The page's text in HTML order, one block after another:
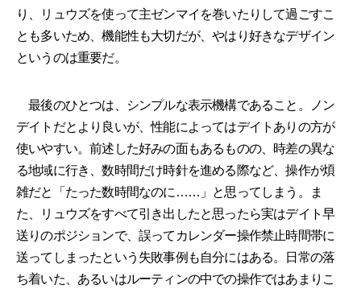
り、リュウズを使って主ゼンマイを巻いたりして過ごすこ
とも多いため、機能性も大切だが、やはり好きなデザイン
というのは重要だ。
最後のひとつは、シンプルな表示機構であること。ノン
デイトだとより良いが、性能によってはデイトありの方が
使いやすい。前述した好みの面もあるものの、時差の異な
る地域に行き、数時間だけ時針を進める際など、操作が煩
雑だと「たった数時間なのに……」と思ってしまう。ま
た、リュウズをすべて引き出したと思ったら実はデイト早
送りのポジションで、誤ってカレンダー操作禁止時間帯に
送ってしまったという失敗事例も自分にはある。日常の落
ち着いた、あるいはルーティンの中での操作ではあまりこ